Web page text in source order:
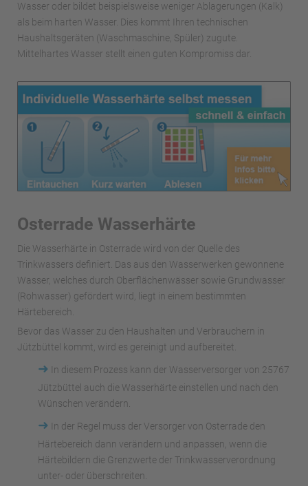
Wasser oder bildet beispielsweise weniger Ablagerungen (Kalk)
als beim harten Wasser. Dies kommt Ihren technischen
Haushaltsgeräten (Waschmaschine, Spüler) zugute.
Mittelhartes Wasser stellt einen guten Kompromiss dar.
Osterrade Wasserhärte
Die Wasserhärte in Osterrade wird von der Quelle des
Trinkwassers definiert. Das aus den Wasserwerken gewonnene
Wasser, welches durch Oberflächenwässer sowie Grundwasser
(Rohwasser) gefördert wird, liegt in einem bestimmten
Härtebereich.
Bevor das Wasser zu den Haushalten und Verbrauchern in
Jützbüttel kommt, wird es gereinigt und aufbereitet.
➜
In diesem Prozess kann der Wasserversorger von 25767
Jützbüttel auch die Wasserhärte einstellen und nach den
Wünschen verändern.
➜
In der Regel muss der Versorger von Osterrade den
Härtebereich dann verändern und anpassen, wenn die
Härtebildern die Grenzwerte der Trinkwasserverordnung
unter- oder überschreiten.